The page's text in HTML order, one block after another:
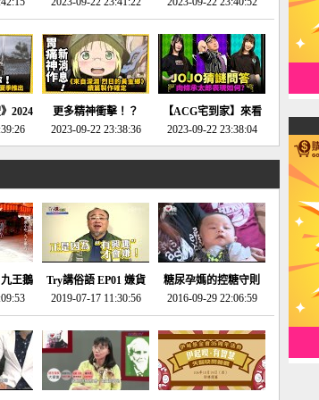
到!!-
動作角色扮演遊戲！-
電玩宅速配20230123
第一名早就決定了，封
面圖直接雷你!-電玩宅
速配20230120
2024
不會
速配
更多精神衝擊！？
《來自深淵 烈日的黃
金鄉》續篇動畫確定
2023-09-22 23:38:36
【ACG宅到家】來看
就抽周邊！《JOJO的
奇妙冒險》問答大挑戰
年特展 feat 蕎羽 、櫻
花
2023-09-22 23:38:04
九王鵝
Try講俗語 EP01 嫌貨
才是買貨人
2019-07-17 11:30:56
糖尿孕媽的控糖守則
2016-09-29 22:06:59